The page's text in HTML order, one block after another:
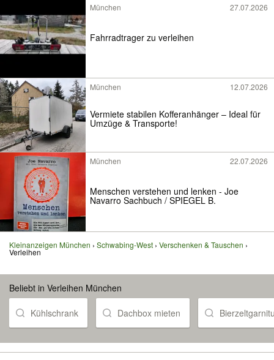
München 27.07.2026
Fahrradtrager zu verleihen
München 12.07.2026
Vermiete stabilen Kofferanhänger – Ideal für
Umzüge & Transporte!
München 22.07.2026
Menschen verstehen und lenken - Joe
Navarro Sachbuch / SPIEGEL B.
Kleinanzeigen München Schwabing-West Verschenken & Tauschen
Verleihen
Beliebt in Verleihen München
Kühlschrank Dachbox mieten